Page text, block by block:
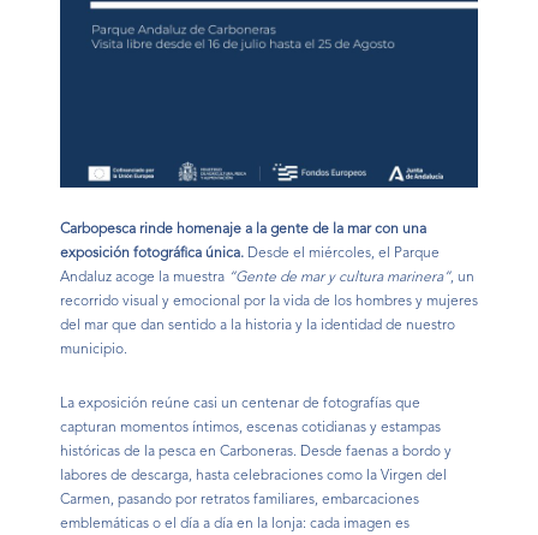
Carbopesca rinde homenaje a la gente de la mar con una
exposición fotográfica única. Desde el miércoles, el Parque
Andaluz acoge la muestra “Gente de mar y cultura marinera”, un
recorrido visual y emocional por la vida de los hombres y mujeres
del mar que dan sentido a la historia y la identidad de nuestro
municipio.
La exposición reúne casi un centenar de fotografías que
capturan momentos íntimos, escenas cotidianas y estampas
históricas de la pesca en Carboneras. Desde faenas a bordo y
labores de descarga, hasta celebraciones como la Virgen del
Carmen, pasando por retratos familiares, embarcaciones
emblemáticas o el día a día en la lonja: cada imagen es